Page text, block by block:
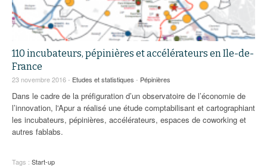
110 incubateurs, pépinières et accélérateurs en Ile-de-
France
23 novembre 2016 - Etudes et statistiques - Pépinières
Dans le cadre de la préfiguration d’un observatoire de l’économie de
l’innovation, l'Apur a réalisé une étude comptabilisant et cartographiant
les incubateurs, pépinières, accélérateurs, espaces de coworking et
autres fablabs.
Tags : Start-up